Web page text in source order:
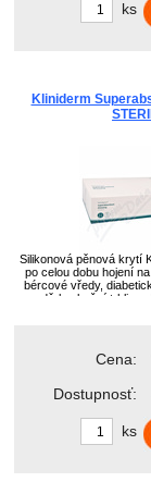
ks
Kliniderm
Silikonová pěnová krytí
po celou dobu hojení
bércové vředy,
oděrky, kožní trhliny,
pooperační
Cena:
Dostupnosť:
ks